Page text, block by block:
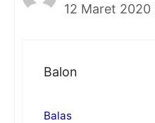
12 Maret
Balon
Balas